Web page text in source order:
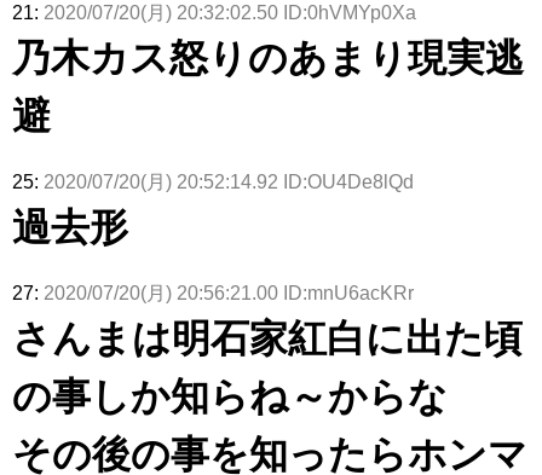
21: 2020/07/20(月) 20:32:02.50 ID:0hVMYp0Xa
乃木カス怒りのあまり現実逃
避
25: 2020/07/20(月) 20:52:14.92 ID:OU4De8lQd
過去形
27: 2020/07/20(月) 20:56:21.00 ID:mnU6acKRr
さんまは明石家紅白に出た頃
の事しか知らね～からな
その後の事を知ったらホンマ